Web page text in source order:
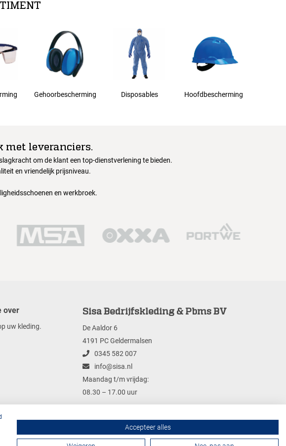
Gehoorbescherming Disposables Hoofdbescherming
met leveranciers.
om de klant een top-dienstverlening te bieden.
en vriendelijk prijsniveau.
en werkbroek.
over
uw kleding.
Sisa Bedrijfskleding & Pbms BV
De Aaldor 6
4191 PC Geldermalsen
0345 582 007
info@sisa.nl
Maandag t/m vrijdag:
08.30 – 17.00 uur
Contactformulier
Accepteer alles